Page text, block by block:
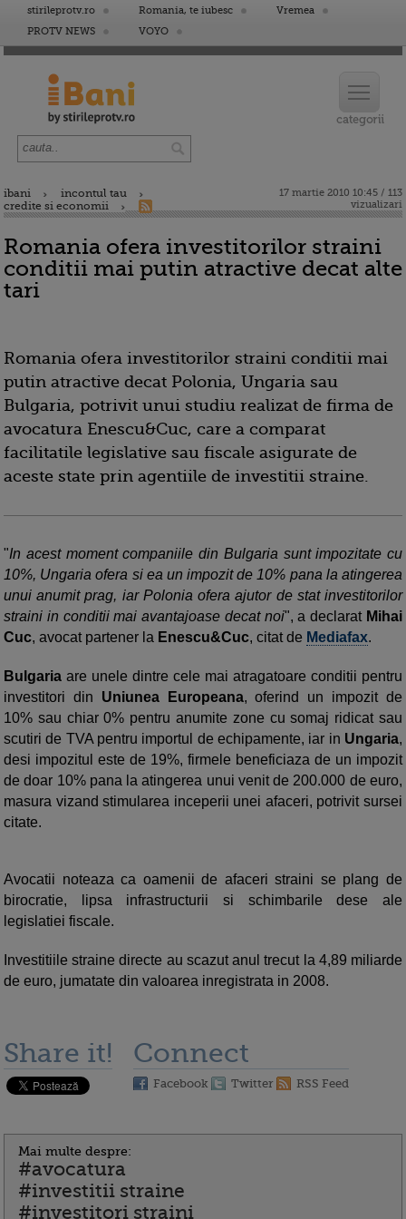
stirileprotv.ro Romania, te iubesc
Vremea
PROTV NEWS
VOYO
ibani
incontul tau
credite si economii
17 martie 2010 10:45 / 113
vizualizari
Romania ofera investitorilor straini
conditii mai putin atractive decat alte
tari
Romania ofera investitorilor straini conditii mai
putin atractive decat Polonia, Ungaria sau
Bulgaria, potrivit unui studiu realizat de firma de
avocatura Enescu&Cuc, care a comparat
facilitatile legislative sau fiscale asigurate de
aceste state prin agentiile de investitii straine.
"In acest moment companiile din Bulgaria sunt impozitate cu
10%, Ungaria ofera si ea un impozit de 10% pana la atingerea
unui anumit prag, iar Polonia ofera ajutor de stat investitorilor
straini in conditii mai avantajoase decat noi", a declarat Mihai
Cuc, avocat partener la Enescu&Cuc, citat de Mediafax.
Bulgaria are unele dintre cele mai atragatoare conditii pentru
investitori din Uniunea Europeana, oferind un impozit de
10% sau chiar 0% pentru anumite zone cu somaj ridicat sau
scutiri de TVA pentru importul de echipamente, iar in Ungaria,
desi impozitul este de 19%, firmele beneficiaza de un impozit
de doar 10% pana la atingerea unui venit de 200.000 de euro,
masura vizand stimularea inceperii unei afaceri, potrivit sursei
citate.
Avocatii noteaza ca oamenii de afaceri straini se plang de
birocratie, lipsa infrastructurii si schimbarile dese ale
legislatiei fiscale.
Investitiile straine directe au scazut anul trecut la 4,89 miliarde
de euro, jumatate din valoarea inregistrata in 2008.
Share it! Connect
Facebook Twitter RSS Feed
Mai multe despre:
#avocatura
#investitii straine
#investitori straini